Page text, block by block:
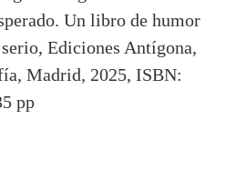
Un libro de humor
Ediciones Antígona,
Madrid, 2025, ISBN:
pp